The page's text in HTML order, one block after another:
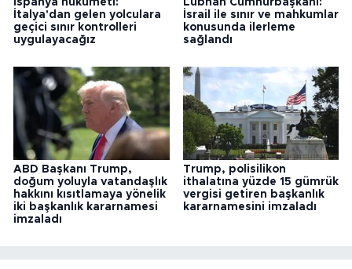
İspanya hükümeti:
İtalya'dan gelen yolculara
geçici sınır kontrolleri
uygulayacağız
Lübnan Cumhurbaşkanı:
İsrail ile sınır ve mahkumlar
konusunda ilerleme
sağlandı
ABD Başkanı Trump,
doğum yoluyla vatandaşlık
hakkını kısıtlamaya yönelik
iki başkanlık kararnamesi
imzaladı
Trump, polisilikon
ithalatına yüzde 15 gümrük
vergisi getiren başkanlık
kararnamesini imzaladı